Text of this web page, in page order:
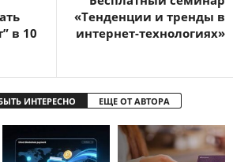
в 10
«Тенденции и тренды в
интернет-технологиях»
ИНТЕРЕСНО ЕЩЕ ОТ АВТОРА